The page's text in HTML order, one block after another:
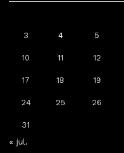
3 4 5
10 11 12
17 18 19
24 25 26
31
« jul.